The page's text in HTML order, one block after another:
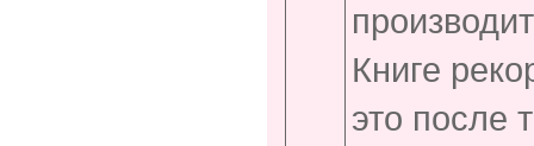
Книге
это после